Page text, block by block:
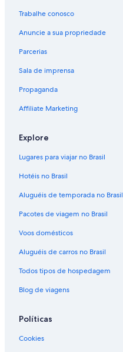
Trabalhe conosco
Anuncie a sua propriedade
Parcerias
Sala de imprensa
Propaganda
Affiliate Marketing
Explore
Lugares para viajar no Brasil
Hotéis no Brasil
Aluguéis de temporada no Brasil
Pacotes de viagem no Brasil
Voos domésticos
Aluguéis de carros no Brasil
Todos tipos de hospedagem
Blog de viagens
Políticas
Cookies